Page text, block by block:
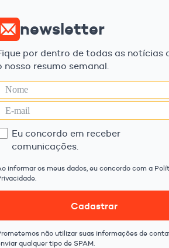
newsletter
por dentro de todas as notícias
nosso resumo semanal.
Eu concordo em receber
comunicações.
informar os meus dados, eu concordo com a
Cadastrar
não utilizar suas informações de
qualquer tipo de SPAM.